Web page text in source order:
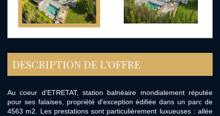
DESCRIPTION DE L'OFFRE
Au coeur d'ETRETAT, station balnéaire mondialement réputée
pour ses falaises, propriété d'exception édifiée dans un parc de
4563 m2. Les prestations sont particulièrement luxueuses : allée